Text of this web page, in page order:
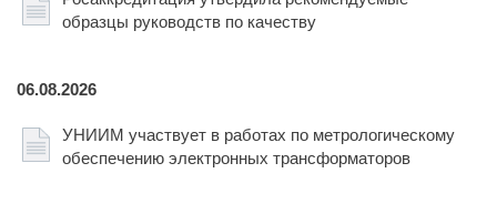
образцы руководств по качеству
06.08.2026
УНИИМ участвует в работах по метрологическому
обеспечению электронных трансформаторов